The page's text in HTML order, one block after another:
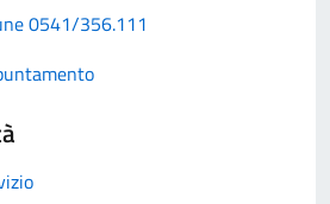
0541/356.111